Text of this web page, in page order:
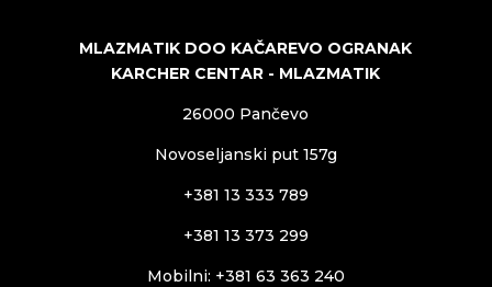
MLAZMATIK DOO KAČAREVO OGRANAK
KARCHER CENTAR - MLAZMATIK
26000 Pančevo
Novoseljanski put 157g
+381 13 333 789
+381 13 373 299
Mobilni: +381 63 363 240